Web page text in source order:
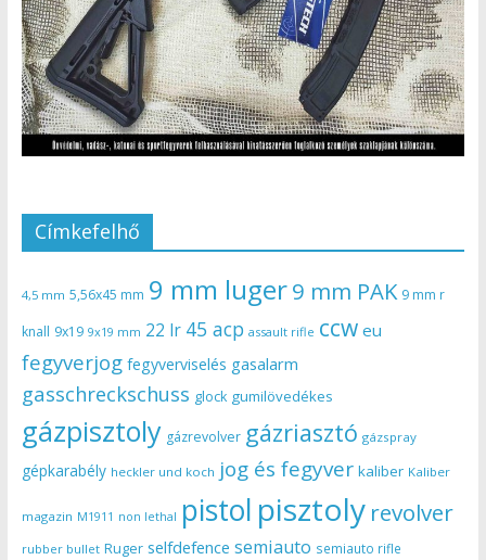
Címkefelhő
4,5 mm 5,56x45 mm 9 mm luger9 mm PAK 9 mm r
knall 9x19 9x19 mm 22 lr 45 acp assault rifle ccw eu
fegyverjog fegyverviselés gasalarm
gasschreckschuss glock gumilövedékes
gázpisztoly gázrevolver gázriasztó gázspray
gépkarabély heckler und koch jog és fegyver kaliber Kaliber
magazin M1911 non lethal pistol pisztoly revolver
rubber bullet Ruger selfdefence semiauto semiauto rifle